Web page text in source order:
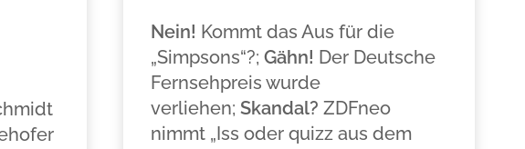
Nein! Kommt das Aus für die
„Simpsons“?; Gähn! Der Deutsche
Fernsehpreis wurde
verliehen; Skandal? ZDFneo
nimmt „Iss oder quizz aus dem